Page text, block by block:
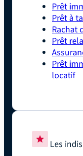
Prêt
Prêt à
Rachat
Prêt
Prêt
locatif
Les